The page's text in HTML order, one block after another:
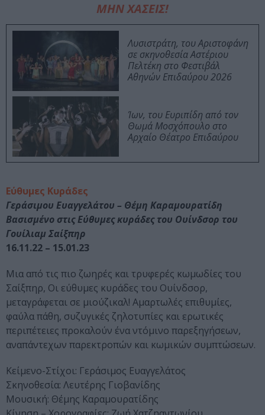
ΜΗΝ ΧΑΣΕΙΣ!
Λυσιστράτη, του Αριστοφάνη
σε σκηνοθεσία Αστέριου
Πελτέκη στο Φεστιβάλ
Αθηνών Επιδαύρου 2026
Ίων, του Ευριπίδη από τον
Θωμά Μοσχόπουλο στο
Αρχαίο Θέατρο Επιδαύρου
Εύθυμες Κυράδες
Γεράσιμου Ευαγγελάτου – Θέμη Καραμουρατίδη
Βασισμένο στις Εύθυμες κυράδες του Ουίνδσορ του
Γουίλιαμ Σαίξπηρ
16.11.22 – 15.01.23
Μια από τις πιο ζωηρές και τρυφερές κωμωδίες του
Σαίξπηρ, Οι εύθυμες κυράδες του Ουίνδσορ,
μεταγράφεται σε μιούζικαλ! Αμαρτωλές επιθυμίες,
φαύλα πάθη, συζυγικές ζηλοτυπίες και ερωτικές
περιπέτειες προκαλούν ένα ντόμινο παρεξηγήσεων,
αναπάντεχων παρεκτροπών και κωμικών συμπτώσεων.
Κείμενο-Στίχοι: Γεράσιμος Ευαγγελάτος
Σκηνοθεσία: Λευτέρης Γιοβανίδης
Μουσική: Θέμης Καραμουρατίδης